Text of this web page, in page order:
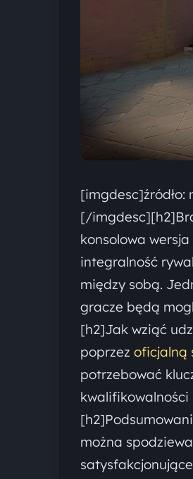
[imgdesc]źródło:
[/
konsolowa
integralność
między sobą.
gracze będą
[h2]Jak wziąć
poprzez oficjalną
potrzebować
można